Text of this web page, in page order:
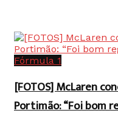
Fórmula 1
[FOTOS] McLaren
Portimão: “Foi bom